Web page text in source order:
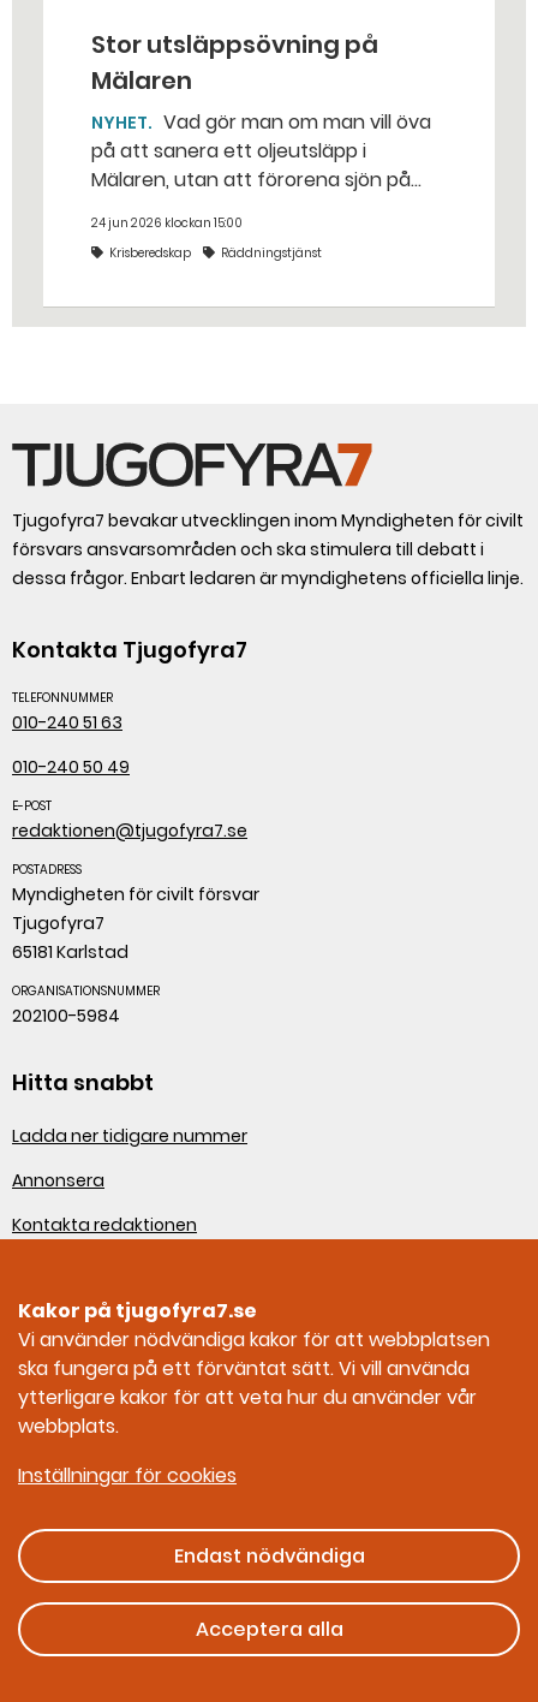
Stor utsläppsövning på
Mälaren
NYHET
på att sanera ett oljeutsläpp i
Mälaren, utan att förorena sjön på
stället. Det gjorde räddningstjänsten i
Eskilstuna – tio kubikmeter närmare
24 jun 2026 klockan 15:00
Krisberedskap
Räddningstjänst
Tjugofyra7 bevakar utvecklingen inom Myndigheten för civilt
försvars ansvarsområden och ska stimulera till debatt i
dessa frågor. Enbart ledaren är myndighetens officiella linje.
Kontakta Tjugofyra7
TELEFONNUMMER
010-240 51 63
010-240 50 49
E-POST
redaktionen@tjugofyra7.se
POSTADRESS
Myndigheten för civilt försvar
Tjugofyra7
65181 Karlstad
ORGANISATIONSNUMMER
202100-5984
Hitta snabbt
Ladda ner tidigare nummer
Annonsera
Kontakta redaktionen
Sociala medier
Tjugofyra7 på Facebook
Tjugofyra7 på Instagram
Ges ut av Myndigheten för civilt försvar
Kakor på tjugofyra7.se
Vi använder nödvändiga kakor för att webbplatsen
ska fungera på ett förväntat sätt. Vi vill använda
ytterligare kakor för att veta hur du använder vår
webbplats.
Inställningar för cookies
Endast nödvändiga
Acceptera alla